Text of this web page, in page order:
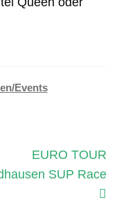
Events
Nächster
Beitrag:
EURO TOUR
SUP Race